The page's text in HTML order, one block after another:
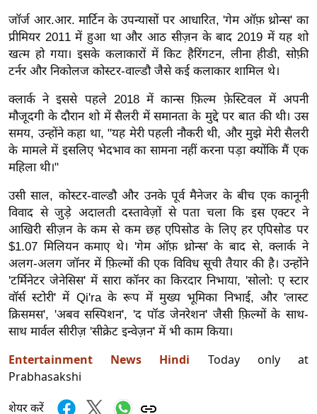
म
नो
रं
न
ज
ग
त
बॉ
ली
वु
ड
हॉ
ली
वु
ड
फि
क्षा
जॉर्ज आर.आर. मार्टिन के उपन्यासों पर आधारित, 'गेम ऑफ़ थ्रोन्स' का
प्रीमियर 2011 में हुआ था और आठ सीज़न के बाद 2019 में यह शो
खत्म हो गया। इसके कलाकारों में किट हैरिंगटन, लीना हीडी, सोफ़ी
टर्नर और निकोलज कोस्टर-वाल्डौ जैसे कई कलाकार शामिल थे।
क्लार्क ने इससे पहले 2018 में कान्स फ़िल्म फ़ेस्टिवल में अपनी
मौजूदगी के दौरान शो में सैलरी में समानता के मुद्दे पर बात की थी। उस
समय, उन्होंने कहा था, "यह मेरी पहली नौकरी थी, और मुझे मेरी सैलरी
के मामले में इसलिए भेदभाव का सामना नहीं करना पड़ा क्योंकि मैं एक
महिला थी।"
उसी साल, कोस्टर-वाल्डौ और उनके पूर्व मैनेजर के बीच एक कानूनी
विवाद से जुड़े अदालती दस्तावेज़ों से पता चला कि इस एक्टर ने
आखिरी सीज़न के कम से कम छह एपिसोड के लिए हर एपिसोड पर
$1.07 मिलियन कमाए थे। 'गेम ऑफ़ थ्रोन्स' के बाद से, क्लार्क ने
अलग-अलग जॉनर में फ़िल्मों की एक विविध सूची तैयार की है। उन्होंने
'टर्मिनेटर जेनेसिस' में सारा कॉनर का किरदार निभाया, 'सोलो: ए स्टार
वॉर्स स्टोरी' में Qi'ra के रूप में मुख्य भूमिका निभाई, और 'लास्ट
क्रिसमस', 'अबव सस्पिशन', 'द पॉड जेनरेशन' जैसी फ़िल्मों के साथ-
साथ मार्वल सीरीज़ 'सीक्रेट इन्वेज़न' में भी काम किया।
Entertainment News Hindi Today only at
Prabhasakshi
शेयर करें